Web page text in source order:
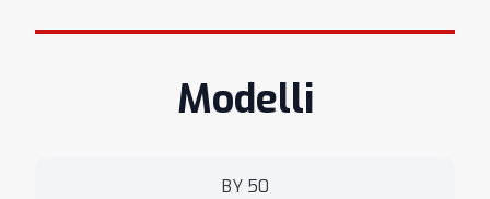
Modelli
BY 50